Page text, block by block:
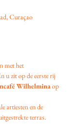
Curaçao
met het
u zit op de eerste rij
Wilhelmina op
artiesten en de
terras.